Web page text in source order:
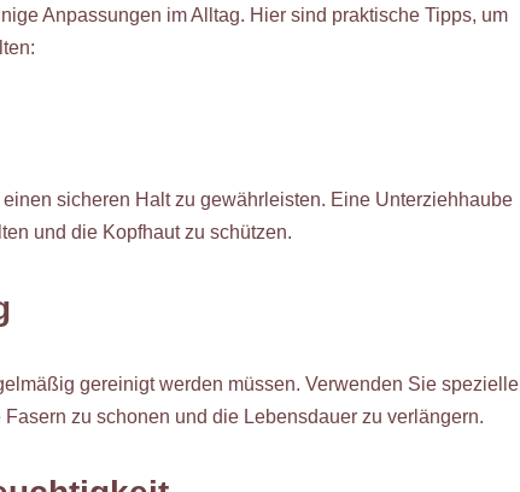
Anpassungen im Alltag. Hier sind praktische Tipps, um
sicheren Halt zu gewährleisten. Eine Unterziehhaube
und die Kopfhaut zu schützen.
gereinigt werden müssen. Verwenden Sie spezielle
zu schonen und die Lebensdauer zu verlängern.